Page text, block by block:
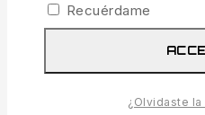
AÑADIR AL
Recuérdame
¿Olvidaste la